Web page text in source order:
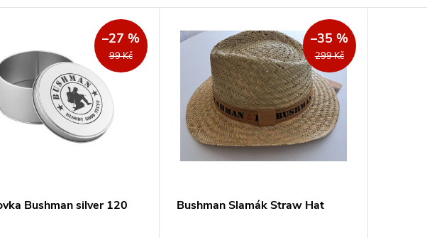
99 Kč
–27 %
Bushman silver 120
299 Kč
–35 %
Bushman Slamák Straw Hat